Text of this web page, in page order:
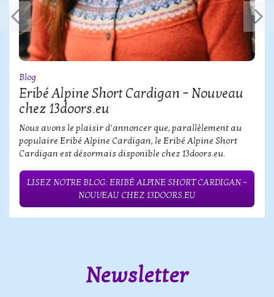
Blog
Eribé Alpine Short Cardigan – Nouveau
chez 13doors.eu
Nous avons le plaisir d’annoncer que, parallèlement au
populaire Eribé Alpine Cardigan, le Eribé Alpine Short
Cardigan est désormais disponible chez 13doors.eu.
LISEZ NOTRE BLOG: ERIBÉ ALPINE SHORT CARDIGAN –
NOUVEAU CHEZ 13DOORS.EU
Newsletter